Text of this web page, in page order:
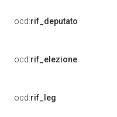
ocd:rif_deputato
ocd:rif_elezione
ocd:rif_leg